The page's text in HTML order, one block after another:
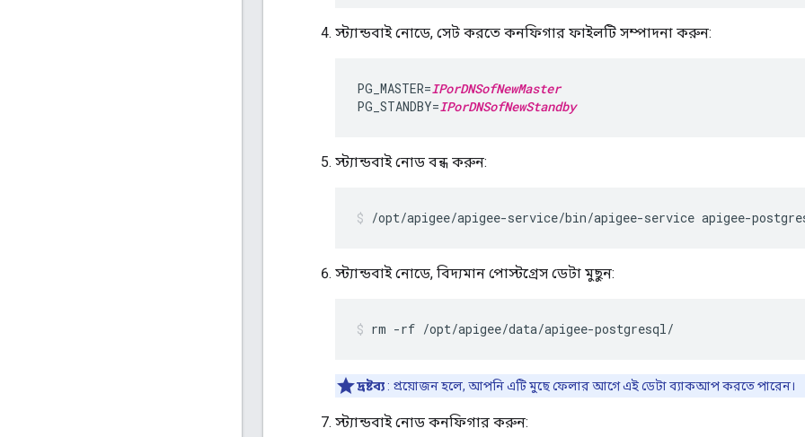
স্ট্যান্ডবাই নোডে, সেট করতে কনফিগার ফাইলটি সম্পাদনা করুন:
PG_MASTER=IPorDNSofNewMaster
PG_STANDBY=IPorDNSofNewStandby
স্ট্যান্ডবাই নোড বন্ধ করুন:
/opt/apigee/apigee-service/bin/apigee-service apigee-
স্ট্যান্ডবাই নোডে, বিদ্যমান পোস্টগ্রেস ডেটা মুছুন:
rm -rf /opt/apigee/data/apigee-postgresql/
দ্রষ্টব্য : প্রয়োজন হলে, আপনি এটি মুছে ফেলার আগে এই ডেটা ব্যাকআপ করতে পারেন।
স্ট্যান্ডবাই নোড কনফিগার করুন: